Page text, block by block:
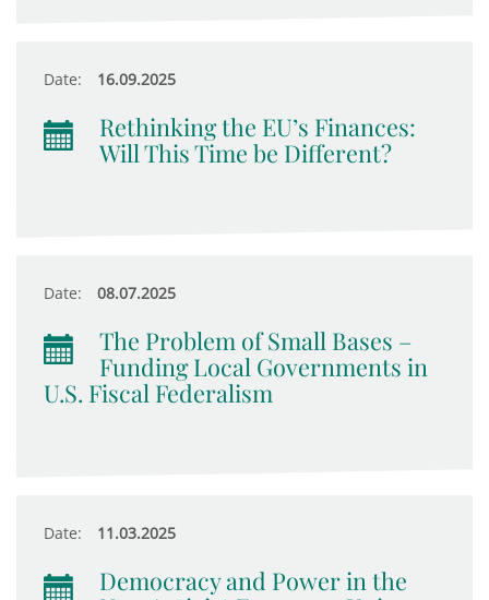
Date: 16.09.2025
Rethinking the EU’s Finances:
Will This Time be Different?
Date: 08.07.2025
The Problem of Small Bases –
Funding Local Governments in
U.S. Fiscal Federalism
Date: 11.03.2025
Democracy and Power in the